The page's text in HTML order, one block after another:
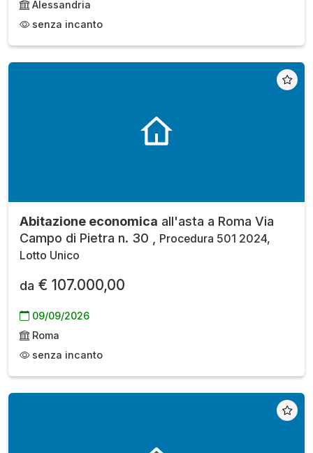
Alessandria
senza incanto
Abitazione economica all'asta a Roma Via
Campo di Pietra n. 30 ,
Procedura 501 2024,
Lotto Unico
da € 107.000,00
09/09/2026
Roma
senza incanto